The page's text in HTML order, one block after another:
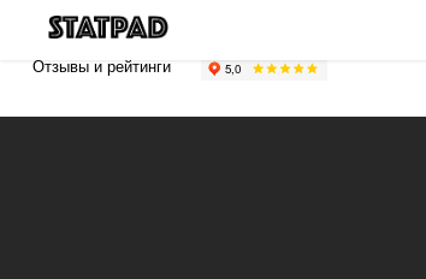
Отзывы и рейтинги